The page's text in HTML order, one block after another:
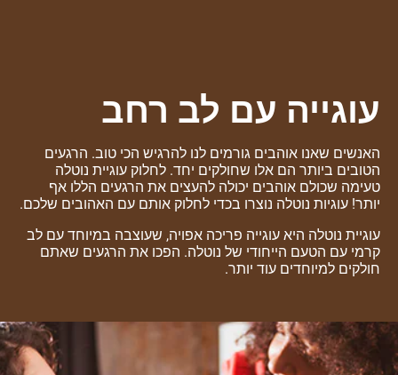
עוגייה עם לב רחב
האנשים שאנו אוהבים גורמים לנו להרגיש הכי טוב. הרגעים
הטובים ביותר הם אלו שחולקים יחד. לחלוק עוגיית נוטלה
טעימה שכולם אוהבים יכולה להעצים את הרגעים הללו אף
יותר! עוגיות נוטלה נוצרו בכדי לחלוק אותם עם האהובים שלכם.
עוגיית נוטלה היא עוגייה פריכה אפויה, שעוצבה במיוחד עם לב
קרמי עם הטעם הייחודי של נוטלה. הפכו את הרגעים שאתם
חולקים למיוחדים עוד יותר.